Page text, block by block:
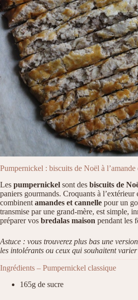
Pumpernickel : biscuits de Noël à l’amande
Les pumpernickel sont des biscuits de
paniers gourmands. Croquants à
combinent amandes et cannelle pour un
transmise par une grand-mère, est simple,
préparer vos bredalas maison pendant les
Astuce : vous trouverez plus bas une
les intolérants ou ceux qui souhaitent
Ingrédients – Pumpernickel classique
165g de sucre